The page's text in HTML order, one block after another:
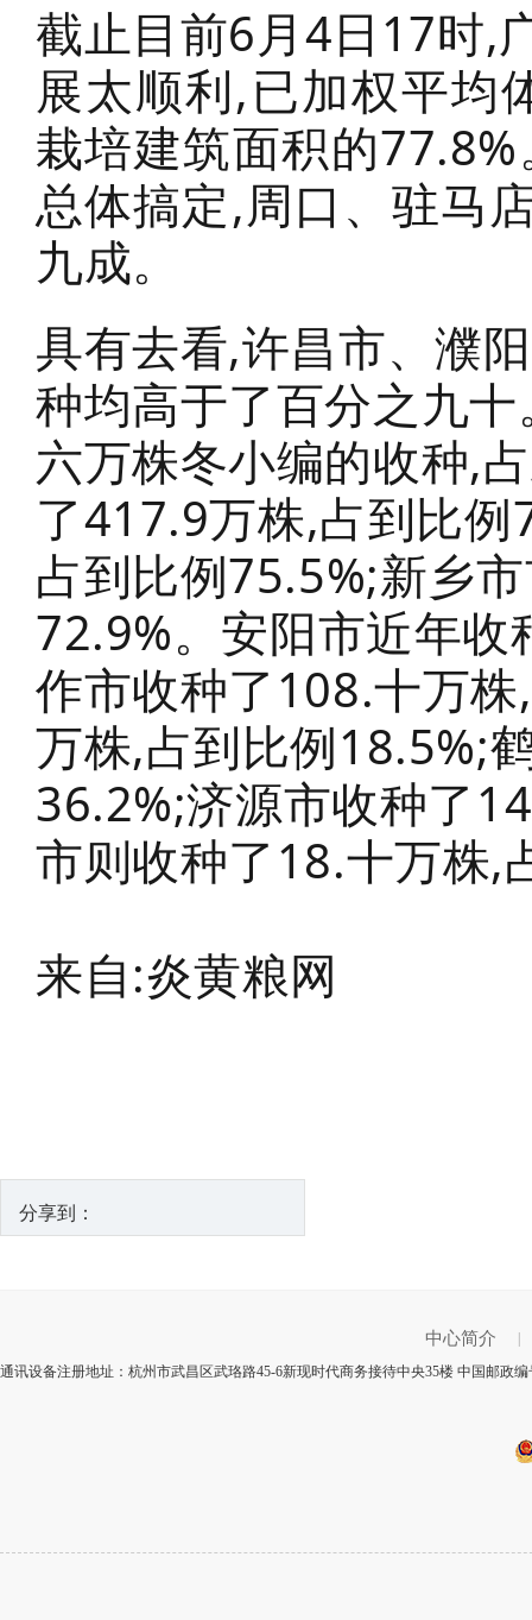
截止目前6月4日17时,
展太顺利,已加权平均
栽培建筑面积的
总体搞定,周口、驻马
九成。
具有去看,许昌市、濮
种均高于了百分之九
六万株冬小编的收种,
了417.9万株,占到比
占到比例75.5%;新乡
72.9%。安阳市近年
作市收种了108.十万
万株,占到比例18.5%;
36.2%;济源市收种了
市则收种了18.十万株,
来自:炎黄粮网
分享到：
中心简介
通讯设备注册地址：杭州市武昌区武珞路45-6新现时代商务接待中央35楼 中国邮政